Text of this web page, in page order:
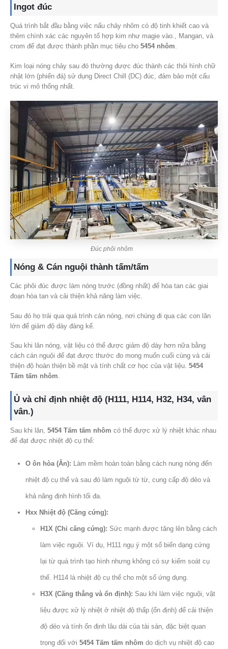
Ingot đúc
Quá trình bắt đầu bằng việc nấu chảy nhôm có độ tinh khiết cao và
thêm chính xác các nguyên tố hợp kim như magie vào., Mangan, và
crom để đạt được thành phần mục tiêu cho 5454 nhôm.
Kim loại nóng chảy sau đó thường được đúc thành các thỏi hình chữ
nhật lớn (phiến đá) sử dụng Direct Chill (DC) đúc, đảm bảo một cấu
trúc vi mô thống nhất.
Đúc phôi nhôm
Nóng & Cán nguội thành tấm/tấm
Các phôi đúc được làm nóng trước (đồng nhất) để hòa tan các giai
đoạn hòa tan và cải thiện khả năng làm việc.
Sau đó họ trải qua quá trình cán nóng, nơi chúng đi qua các con lăn
lớn để giảm độ dày đáng kể.
Sau khi lăn nóng, vật liệu có thể được giảm độ dày hơn nữa bằng
cách cán nguội để đạt được thước đo mong muốn cuối cùng và cải
thiện độ hoàn thiện bề mặt và tính chất cơ học của vật liệu. 5454
Tấm tấm nhôm.
Ủ và chỉ định nhiệt độ (H111, H114, H32, H34, vân
vân.)
Sau khi lăn, 5454 Tấm tấm nhôm có thể được xử lý nhiệt khác nhau
để đạt được nhiệt độ cụ thể:
O ôn hòa (Ăn): Làm mềm hoàn toàn bằng cách nung nóng đến
nhiệt độ cụ thể và sau đó làm nguội từ từ, cung cấp độ dẻo và
khả năng định hình tối đa.
Hxx Nhiệt độ (Căng cứng):
H1X (Chỉ căng cứng): Sức mạnh được tăng lên bằng cách
làm việc nguội. Ví dụ, H111 ngụ ý một số biến dạng cứng
lại từ quá trình tạo hình nhưng không có sự kiểm soát cụ
thể. H114 là nhiệt độ cụ thể cho một số ứng dụng.
H3X (Căng thẳng và ổn định): Sau khi làm việc nguội, vật
liệu được xử lý nhiệt ở nhiệt độ thấp (ổn định) để cải thiện
độ dẻo và tính ổn định lâu dài của tài sản, đặc biệt quan
trọng đối với5454 Tấm tấm nhôm do dịch vụ nhiệt độ cao